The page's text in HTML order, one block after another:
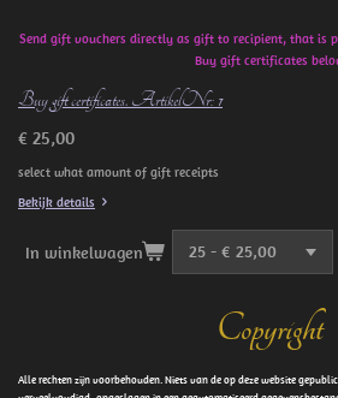
Send gift vouchers directly as gift to recipient, that is
Buy gift certificates
Buy gift certificates. ArtikelNr: 1
€ 25,00
select what amount of gift receipts
Bekijk details
In winkelwagen
Copyright
Alle rechten zijn voorbehouden. Niets van de op deze website